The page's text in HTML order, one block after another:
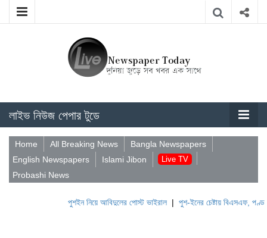
লাইভ নিউজ পেপার টুডে
Home All Breaking News
Bangla Newspapers
English Newspapers
Islami Jibon Live TV
Probashi News
পুশইন নিয়ে আবিদুলের পোস্ট ভাইরাল|পুশ-ইনের চেষ্টায় বিএসএফ, পণ্ড করছে